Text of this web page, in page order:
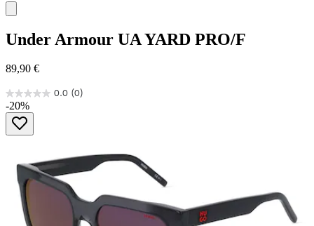
Under Armour UA YARD PRO/F
89,90 €
0.0 (0)
0.0
von
Sternen.
-20%